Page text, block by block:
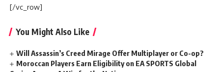
[/vc_row]
You Might Also Like
Will Assassin’s Creed Mirage Offer Multiplayer or Co-op?
Moroccan Players Earn Eligibility on EA SPORTS Global